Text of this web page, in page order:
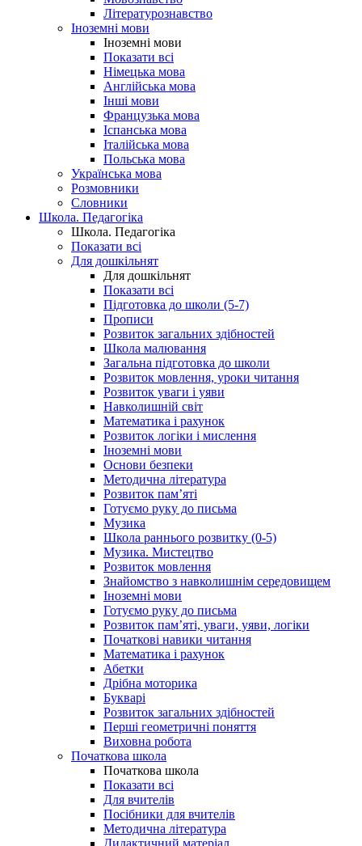
Літературознавство
Іноземні мови
Іноземні мови
Показати всі
Німецька мова
Англійська мова
Інші мови
Французька мова
Іспанська мова
Італійська мова
Польська мова
Українська мова
Розмовники
Словники
Школа. Педагогіка
Школа. Педагогіка
Показати всі
Для дошкільнят
Для дошкільнят
Показати всі
Підготовка до школи (5-7)
Прописи
Розвиток загальних здібностей
Школа малювання
Загальна підготовка до школи
Розвиток мовлення, уроки читання
Розвиток уваги і уяви
Навколишній світ
Математика і рахунок
Розвиток логіки і мислення
Іноземні мови
Основи безпеки
Методична література
Розвиток пам’яті
Готуємо руку до письма
Музика
Школа раннього розвитку (0-5)
Музика. Мистецтво
Розвиток мовлення
Знайомство з навколишнім середовищем
Іноземні мови
Готуємо руку до письма
Розвиток пам’яті, уваги, уяви, логіки
Початкові навики читання
Математика і рахунок
Абетки
Дрібна моторика
Букварі
Розвиток загальних здібностей
Перші геометричні поняття
Виховна робота
Початкова школа
Початкова школа
Показати всі
Для вчителів
Посібники для вчителів
Методична література
Дидактичний матеріал